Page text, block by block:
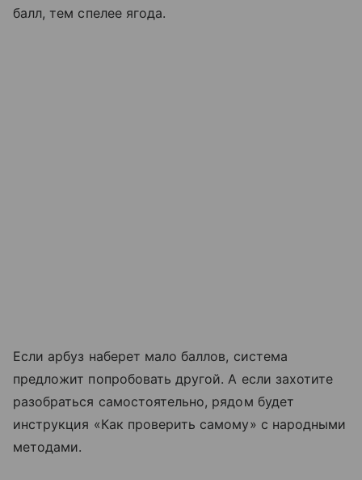
балл, тем спелее ягода.
Если арбуз наберет мало баллов, система
предложит попробовать другой. А если захотите
разобраться самостоятельно, рядом будет
инструкция «Как проверить самому» с народными
методами.